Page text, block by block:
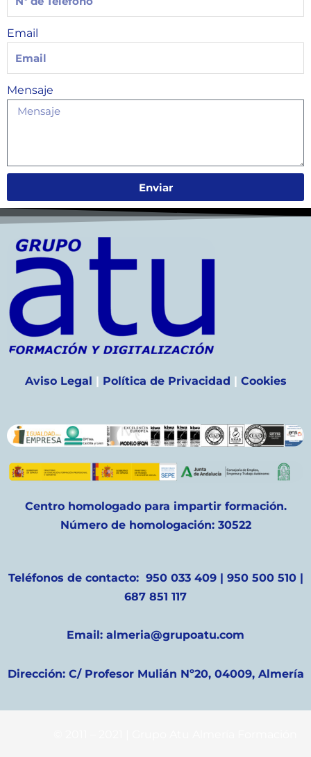
Email
Mensaje
Enviar
Aviso Legal | Política de Privacidad | Cookies
Centro homologado para impartir formación.
Número de homologación: 30522
Teléfonos de contacto: 950 033 409 | 950 500 510 |
687 851 117
Email: almeria@grupoatu.com
Dirección: C/ Profesor Mulián Nº20, 04009, Almería